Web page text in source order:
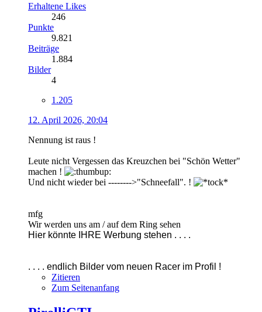
Erhaltene Likes
246
Punkte
9.821
Beiträge
1.884
Bilder
4
1.205
12. April 2026, 20:04
Nennung ist raus !
Leute nicht Vergessen das Kreuzchen bei "Schön Wetter"
machen !
Und nicht wieder bei -------->"Schneefall". !
mfg
Wir werden uns am / auf dem Ring sehen
Hier könnte IHRE Werbung stehen . . . .
. . . . endlich Bilder vom neuen Racer im Profil !
Zitieren
Zum Seitenanfang